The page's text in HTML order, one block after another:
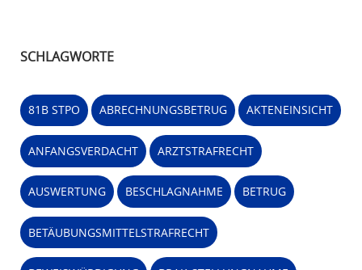
SCHLAGWORTE
81B STPO ABRECHNUNGSBETRUG AKTENEINSICHT
ANFANGSVERDACHT ARZTSTRAFRECHT
AUSWERTUNG BESCHLAGNAHME BETRUG
BETÄUBUNGSMITTELSTRAFRECHT